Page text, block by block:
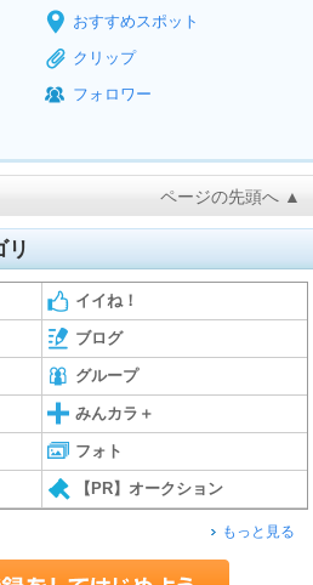
おすすめスポット
クリップ
フォロワー
ページの先頭へ ▲
リ
イイね！
ブログ
グループ
みんカラ＋
フォト
【PR】オークション
もっと見る